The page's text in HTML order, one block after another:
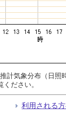
計気象分布（日
ください。
利用される